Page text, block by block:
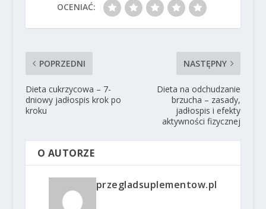
OCENIAĆ:
POPRZEDNI
Dieta cukrzycowa – 7-
dniowy jadłospis krok po
kroku
NASTĘPNY
Dieta na odchudzanie
brzucha – zasady,
jadłospis i efekty
aktywności fizycznej
O AUTORZE
przegladsuplementow.pl